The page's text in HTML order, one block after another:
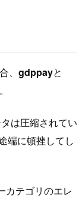
、 gdppayと
は圧縮されてい
端に頓挫してし
カテゴリのエレ